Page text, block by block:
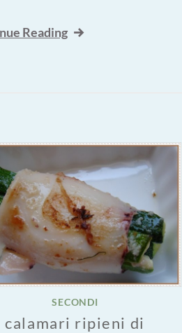
Reading
SECONDI
calamari ripieni di